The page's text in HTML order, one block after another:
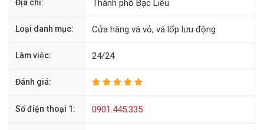
Địa chỉ: Thành phố Bạc Liêu
Loại danh mục: Cửa hàng vá vỏ, vá lốp lưu động
Làm việc: 24/24
Đánh giá:
Số điện thoại 1: 0901.445.335